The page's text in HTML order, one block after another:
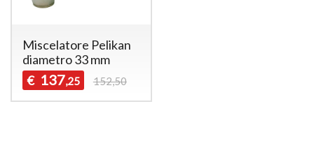
Miscelatore Pelikan
diametro 33 mm
€ 137,25 152,50